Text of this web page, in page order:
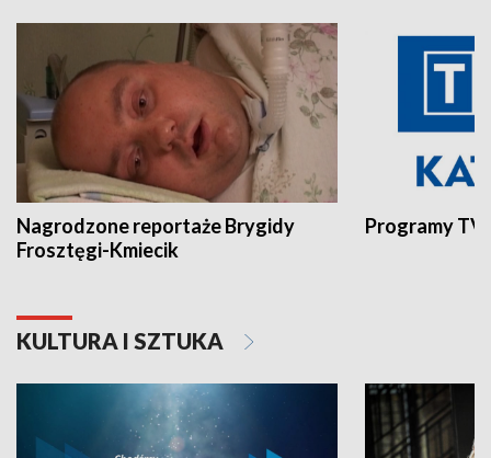
Nagrodzone reportaże Brygidy
Frosztęgi-Kmiecik
Programy
KULTURA I SZTUKA